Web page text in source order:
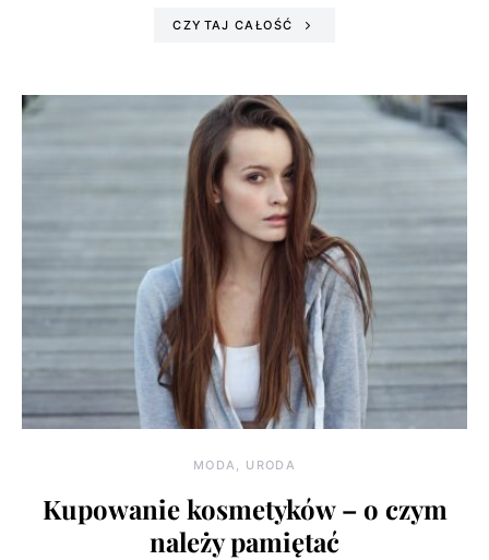
CZYTAJ CAŁOŚĆ
MODA, URODA
Kupowanie kosmetyków – o czym
należy pamiętać